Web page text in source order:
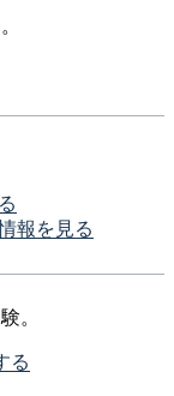
報を見る
。
る